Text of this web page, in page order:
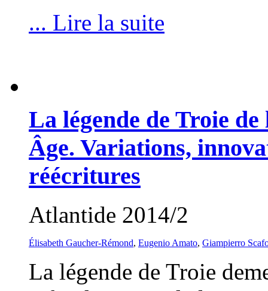
... Lire la suite
La légende de Troie
Âge. Variations,
réécritures
Atlantide 2014/2
Élisabeth Gaucher-Rémond, Eugenio Amato, Giampierro
La légende de Troie